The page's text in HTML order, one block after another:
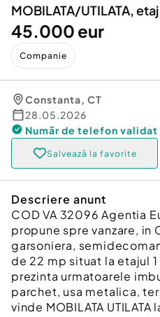
MOBILATA/UTILATA, etaj
45.000 eur
Companie
Constanta, CT
28.05.2026
Număr de telefon validat
Salvează la favorite
Descriere anunt
COD VA 32096 Agentia
propune spre vanzare, in
garsoniera,
de 22 mp situat la etajul
prezinta urmatoarele
parchet, usa metalica,
vinde MOBILATA